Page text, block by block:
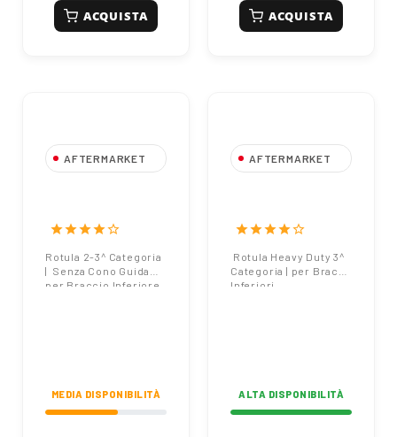
ACQUISTA ACQUISTA
AFTERMARKET
Braccio Inferiore
starstarstarstarstar_border
Rotula 2-3^ Categoria
| Senza Cono Guida
per Braccio Inferiore
MEDIA DISPONIBILITÀ
AFTERMARKET
| Bracci Inferiori
starstarstarstarstar_border
Rotula Heavy Duty 3^
Categoria | per Bracci
Inferiori
ALTA DISPONIBILITÀ